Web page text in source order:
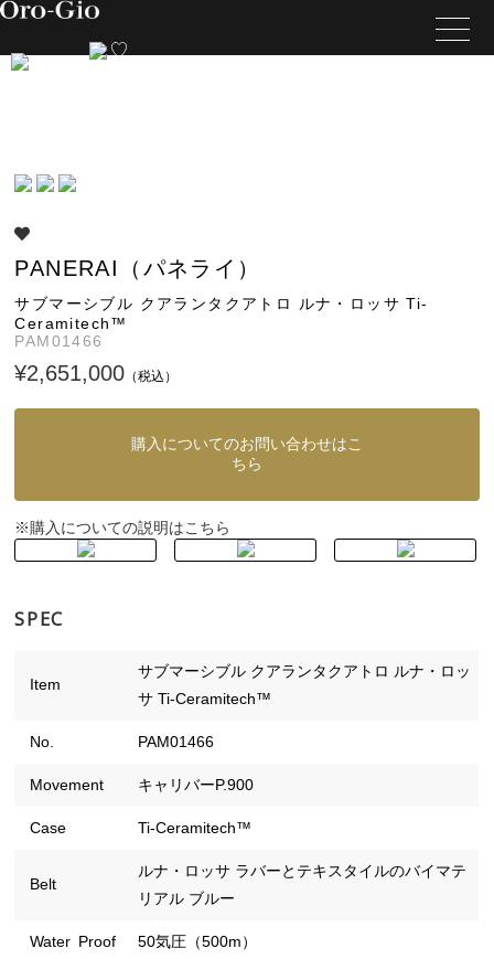
PANERAI（パネライ）
サブマーシブル クアランタクアトロ ルナ・ロッサ Ti-
Ceramitech™
PAM01466
¥2,651,000 （税込）
購入についてのお問い合わせはこ
ちら
※購入についての説明はこちら
SPEC
Item
サブマーシブル クアランタクアトロ ルナ・ロッ
サ Ti-Ceramitech™
No. PAM01466
Movement キャリバーP.900
Case Ti-Ceramitech™
Belt
ルナ・ロッサ ラバーとテキスタイルのバイマテ
リアル ブルー
Water Proof 50気圧（500m）